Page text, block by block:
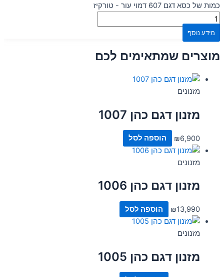
כמות של כסא דגם 607 דמוי עור - טורקיז
מידע נוסף
מוצרים שמתאימים לכם
מזנונים
מזנון דגם כהן 1007
₪6,900 הוספה לסל
מזנונים
מזנון דגם כהן 1006
₪13,990 הוספה לסל
מזנונים
מזנון דגם כהן 1005